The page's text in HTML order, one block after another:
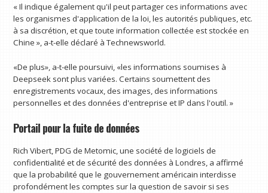
« Il indique également qu'il peut partager ces informations avec
les organismes d'application de la loi, les autorités publiques, etc.
à sa discrétion, et que toute information collectée est stockée en
Chine », a-t-elle déclaré à Technewsworld.
«De plus», a-t-elle poursuivi, «les informations soumises à
Deepseek sont plus variées. Certains soumettent des
enregistrements vocaux, des images, des informations
personnelles et des données d'entreprise et IP dans l'outil. »
Portail pour la fuite de données
Rich Vibert, PDG de Metomic, une société de logiciels de
confidentialité et de sécurité des données à Londres, a affirmé
que la probabilité que le gouvernement américain interdisse
profondément les comptes sur la question de savoir si ses